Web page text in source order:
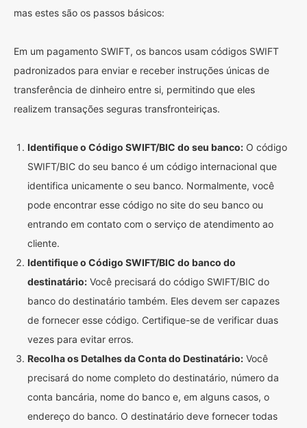
mas estes são os passos básicos:
Em um pagamento SWIFT, os bancos usam códigos SWIFT
padronizados para enviar e receber instruções únicas de
transferência de dinheiro entre si, permitindo que eles
realizem transações seguras transfronteiriças.
Identifique o Código SWIFT/BIC do seu banco: O código
SWIFT/BIC do seu banco é um código internacional que
identifica unicamente o seu banco. Normalmente, você
pode encontrar esse código no site do seu banco ou
entrando em contato com o serviço de atendimento ao
cliente.
Identifique o Código SWIFT/BIC do banco do
destinatário: Você precisará do código SWIFT/BIC do
banco do destinatário também. Eles devem ser capazes
de fornecer esse código. Certifique-se de verificar duas
vezes para evitar erros.
Recolha os Detalhes da Conta do Destinatário: Você
precisará do nome completo do destinatário, número da
conta bancária, nome do banco e, em alguns casos, o
endereço do banco. O destinatário deve fornecer todas